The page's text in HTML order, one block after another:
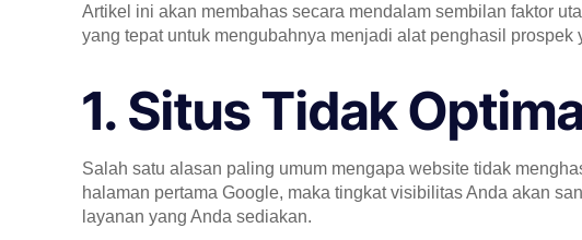
Artikel ini akan membahas secara mendalam sembilan faktor
yang tepat untuk mengubahnya menjadi alat penghasil prospek
1. Situs Tidak
Salah satu alasan paling umum mengapa website tidak
halaman pertama Google, maka tingkat visibilitas Anda akan
layanan yang Anda sediakan.